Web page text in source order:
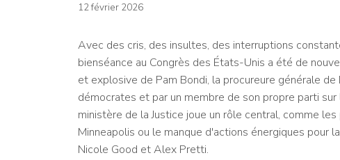
12 février 2026
Avec des cris, des insultes, des interruptions
bienséance au Congrès des États-Unis a été de
et explosive de Pam Bondi, la procureure générale
démocrates et par un membre de son propre parti
ministère de la Justice joue un rôle central, comme
Minneapolis ou le manque d'actions énergiques pour
Nicole Good et Alex Pretti.